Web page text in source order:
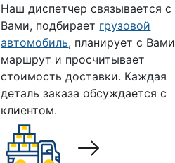
Наш диспетчер связывается с
Вами, подбирает грузовой
автомобиль, планирует с Вами
маршрут и просчитывает
стоимость доставки. Каждая
деталь заказа обсуждается с
клиентом.